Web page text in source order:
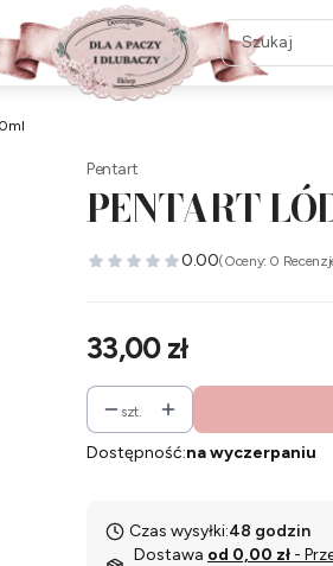
Pentart
PENTART
0.00(Oceny: 0
Cena
33,00 zł
szt.
Dostępność:na wyczerpaniu
Czas wysyłki:48 godzin
Dostawa od 0,00 zł -